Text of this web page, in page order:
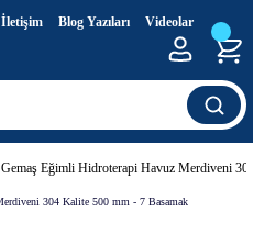
İletişim Blog Yazıları Videolar
Gemaş Eğimli Hidroterapi Havuz Merdiveni